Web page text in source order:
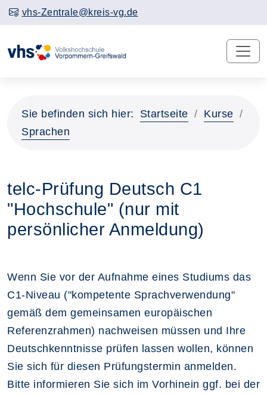
vhs-Zentrale@kreis-vg.de
Sie befinden sich hier: Startseite
Kurse
Sprachen
telc-Prüfung Deutsch C1
"Hochschule" (nur mit
persönlicher Anmeldung)
Wenn Sie vor der Aufnahme eines Studiums das
C1-Niveau ("kompetente Sprachverwendung"
gemäß dem gemeinsamen europäischen
Referenzrahmen) nachweisen müssen und Ihre
Deutschkenntnisse prüfen lassen wollen, können
Sie sich für diesen Prüfungstermin anmelden.
Bitte informieren Sie sich im Vorhinein ggf. bei der